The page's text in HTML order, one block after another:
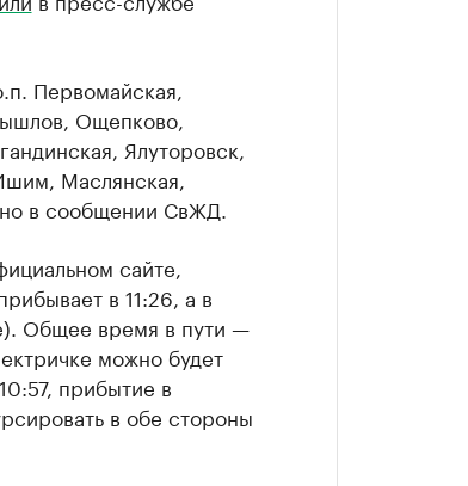
Первомайская,
Ощепково,
Ялуторовск,
Маслянская,
в сообщении СвЖД.
сайте,
в 11:26, а в
Общее время в пути —
можно будет
прибытие в
в обе стороны